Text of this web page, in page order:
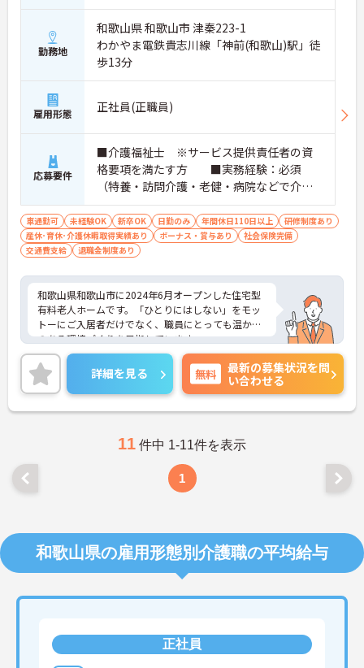
勤務地
和歌山県 和歌山市 津秦223-1
わかやま電鉄貴志川線「神前(和歌山)駅」徒
歩13分
雇用形態 正社員(正職員)
応募要件
■介護福祉士 ※サービス提供責任者の資
格要項を満たす方 ■実務経験：必須
（特養・訪問介護・老健・病院などで介護
の実務経験が3年程度ある方） ※サ責：未
経験可
車通勤可 未経験OK 新卒OK 日勤のみ 年間休日110日以上
研修制度あり
産休･育休･介護休暇取得実績あり
ボーナス・賞与あり
社会保険完備
交通費支給
退職金制度あり
和歌山県和歌山市に2024年6月オープンした住宅型
有料老人ホームです。「ひとりにはしない」をモッ
トーにご入居者だけでなく、職員にとっても温かみ
のある環境づくりを目指しています。
ご利用者一人ひとりに寄り添ってサービスを提供し
ていただける方を募集しています。サービス提供責
任者の経験がなくスタートされた方も多数いらっし
ゃいます。
ご興味のある方には、面接対策ポイントなど、さら
詳細を見る 無料
最新の募集状況を問
い合わせる
11 件中 1-11件を表示
1
和歌山県の雇用形態別介護職の平均給与
正社員